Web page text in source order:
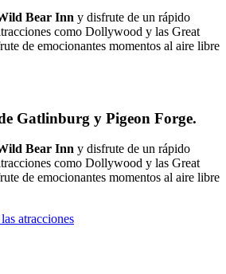
Bear Inn y disfrute de un rápido
como Dollywood y las Great
de emocionantes momentos al aire libre
Gatlinburg y Pigeon Forge.
Bear Inn y disfrute de un rápido
como Dollywood y las Great
de emocionantes momentos al aire libre
atracciones